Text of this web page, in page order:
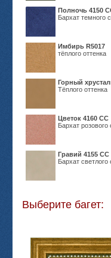
Полночь 4150
Бархат темного
Имбирь R5017
тёплого оттенка
Горный
Тёплого оттенка
Цветок 4160 СС
Бархат розового
Гравий 4155 СС
Бархат светлого
Выберите багет: